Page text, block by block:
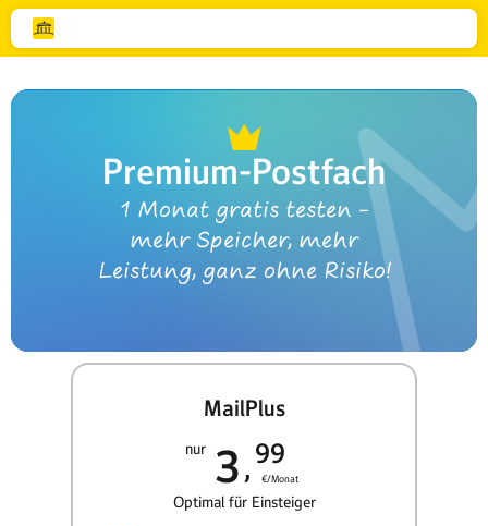
Premium-Postfach
1 Monat gratis testen –
mehr Speicher, mehr
Leistung, ganz ohne Risiko!
MailPlus
nur 3 99
€/Monat
Optimal für Einsteiger